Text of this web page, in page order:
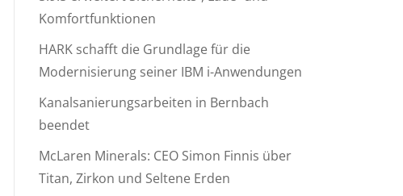
Komfortfunktionen
HARK schafft die Grundlage für die
Modernisierung seiner IBM i-Anwendungen
Kanalsanierungsarbeiten in Bernbach
beendet
McLaren Minerals: CEO Simon Finnis über
Titan, Zirkon und Seltene Erden